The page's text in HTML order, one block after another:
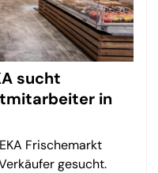
sucht
in
Frischemarkt
gesucht.